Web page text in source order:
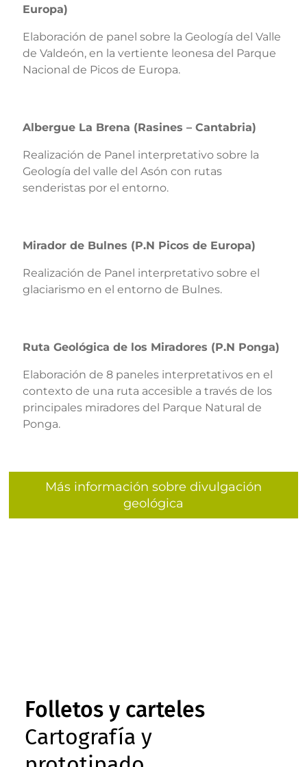
Europa)
Elaboración de panel sobre la Geología del Valle
de Valdeón, en la vertiente leonesa del Parque
Nacional de Picos de Europa.
Albergue La Brena (Rasines – Cantabria)
Realización de Panel interpretativo sobre la
Geología del valle del Asón con rutas
senderistas por el entorno.
Mirador de Bulnes (P.N Picos de Europa)
Realización de Panel interpretativo sobre el
glaciarismo en el entorno de Bulnes.
Ruta Geológica de los Miradores (P.N Ponga)
Elaboración de 8 paneles interpretativos en el
contexto de una ruta accesible a través de los
principales miradores del Parque Natural de
Ponga.
Más información sobre divulgación
geológica
Folletos y carteles
Cartografía y